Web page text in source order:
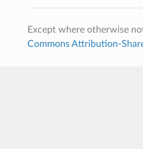
Except where otherwise
Commons Attribution-